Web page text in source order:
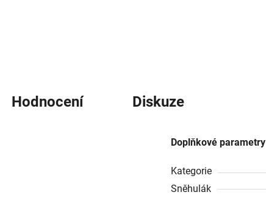
Hodnocení Diskuze
Doplňkové parametry
Kategorie
Sněhulák